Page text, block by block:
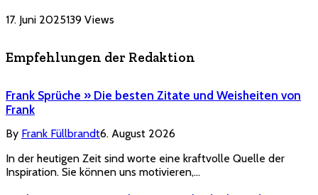
17. Juni 2025139 Views
Empfehlungen der Redaktion
Frank Sprüche » Die besten Zitate und Weisheiten von
Frank
By Frank Füllbrandt6. August 2026
In der heutigen Zeit sind worte eine kraftvolle Quelle der
Inspiration. Sie können uns motivieren,…